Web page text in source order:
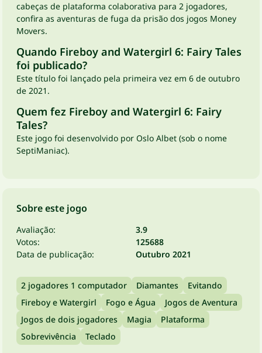
cabeças de plataforma colaborativa para 2 jogadores,
confira as aventuras de fuga da prisão dos jogos Money
Movers.
Quando Fireboy and Watergirl 6: Fairy Tales
foi publicado?
Este título foi lançado pela primeira vez em 6 de outubro
de 2021.
Quem fez Fireboy and Watergirl 6: Fairy
Tales?
Este jogo foi desenvolvido por Oslo Albet (sob o nome
SeptiManiac).
Sobre este jogo
Avaliação:
3.9
Votos:
125688
Data de publicação:
Outubro 2021
2 jogadores 1 computador Diamantes
Evitando
Fireboy e Watergirl
Fogo e Água
Jogos de Aventura
Jogos de dois jogadores
Magia
Plataforma
Sobrevivência
Teclado